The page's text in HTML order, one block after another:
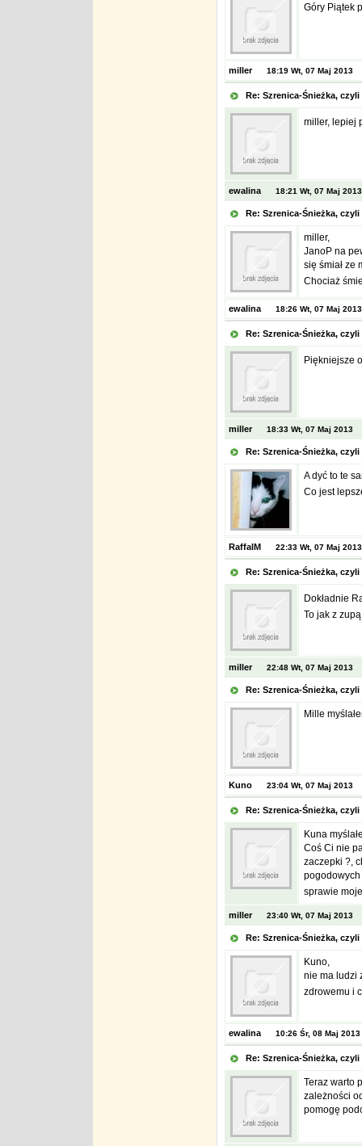
Góry Piątek
miller 18:19 Wt, 07 Maj 2013
Re: Szrenica-Śnieżka,
miller, lepiej
ewalina 18:21 Wt, 07 Maj 2013
Re: Szrenica-Śnieżka,
miller,
JanoP na
się śmiał ze
Chociaż
ewalina 18:26 Wt, 07 Maj 2013
Re: Szrenica-Śnieżka,
Piękniejsze
miller 18:33 Wt, 07 Maj 2013
Re: Szrenica-Śnieżka,
A dyć to te
Co jest
RaffalM 22:33 Wt, 07 Maj 2013
Re: Szrenica-Śnieżka,
Dokładnie
To jak z
miller 22:48 Wt, 07 Maj 2013
Re: Szrenica-Śnieżka,
Mille
Kuno 23:04 Wt, 07 Maj 2013
Re: Szrenica-Śnieżka,
Kuna
Coś Ci nie
zaczepki ?,
pogodowych
sprawie
miller 23:40 Wt, 07 Maj 2013
Re: Szrenica-Śnieżka,
Kuno,
nie ma ludzi
zdrowemu i
ewalina 10:26 Śr, 08 Maj 2013
Re: Szrenica-Śnieżka,
Teraz warto
zależności
pomogę